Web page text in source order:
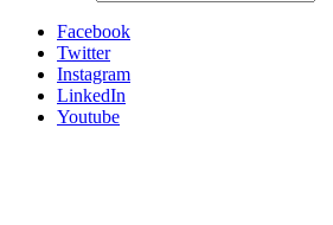
Facebook
Twitter
Instagram
LinkedIn
Youtube